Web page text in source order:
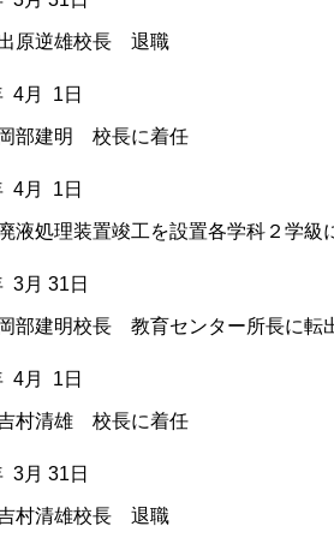
原逆雄校長 退職
4月 1 日
岡部建明 校長に着任
4月 1 日
液処理装置竣工を設置各学科２学級
3月 31 日
岡部建明校長 教育センター所長に転
4月 1 日
村清雄 校長に着任
3月 31 日
村清雄校長 退職